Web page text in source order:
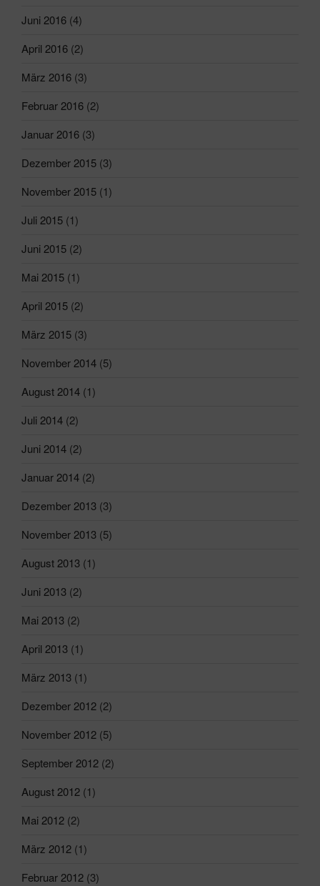
Juni 2016 (4)
April 2016 (2)
März 2016 (3)
Februar 2016 (2)
Januar 2016 (3)
Dezember 2015 (3)
November 2015 (1)
Juli 2015 (1)
Juni 2015 (2)
Mai 2015 (1)
April 2015 (2)
März 2015 (3)
November 2014 (5)
August 2014 (1)
Juli 2014 (2)
Juni 2014 (2)
Januar 2014 (2)
Dezember 2013 (3)
November 2013 (5)
August 2013 (1)
Juni 2013 (2)
Mai 2013 (2)
April 2013 (1)
März 2013 (1)
Dezember 2012 (2)
November 2012 (5)
September 2012 (2)
August 2012 (1)
Mai 2012 (2)
März 2012 (1)
Februar 2012 (3)